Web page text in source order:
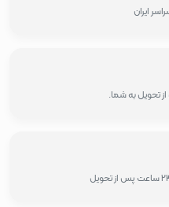
ایران
تحویل به شما.